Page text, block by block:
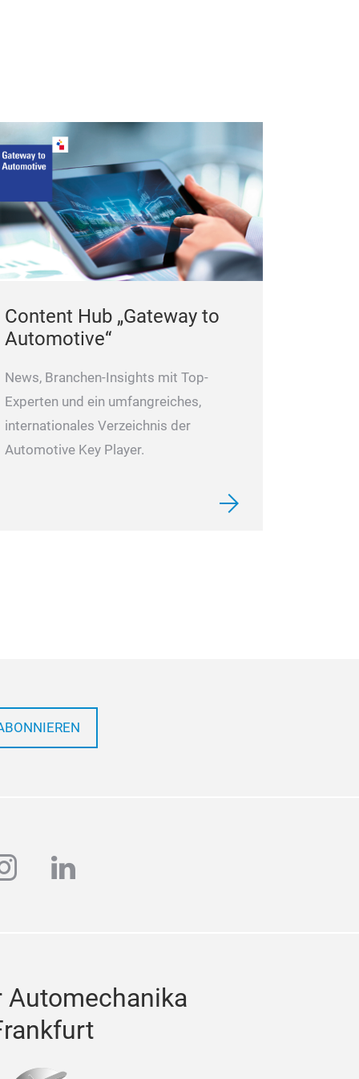
Content Hub „Gateway to
Automotive“
News, Branchen-Insights mit Top-
Experten und ein umfangreiches,
internationales Verzeichnis der
Automotive Key Player.
linkedin
Automechanika